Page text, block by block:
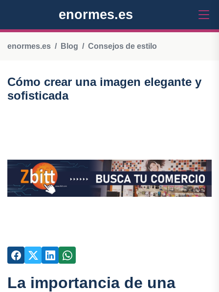
enormes.es
enormes.es Blog Consejos de estilo
Cómo crear una imagen elegante y
sofisticada
La importancia de una